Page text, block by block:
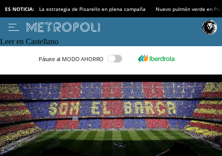
ES NOTICIA: La estrategia de Pisarello en plena campaña Nuevo pulmón verde en
Leer en Castellano
Pásate al MODO AHORRO